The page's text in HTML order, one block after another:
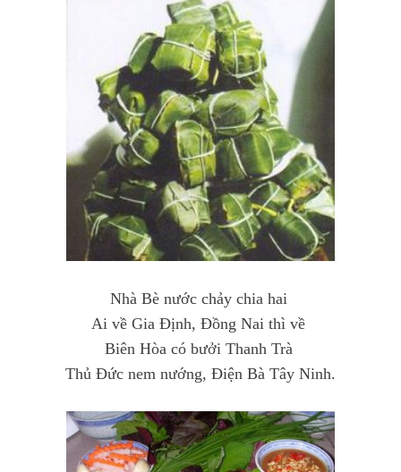
Nhà Bè nước chảy chia hai
Ai về Gia Định, Đồng Nai thì về
Biên Hòa có bưởi Thanh Trà
Thủ Đức nem nướng, Điện Bà Tây Ninh.